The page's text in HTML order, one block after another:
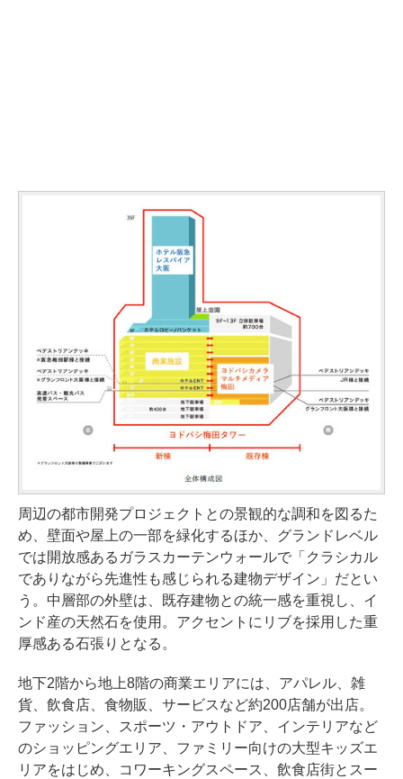
周辺の都市開発プロジェクトとの景観的な調和を図るた
め、壁面や屋上の一部を緑化するほか、グランドレベル
では開放感あるガラスカーテンウォールで「クラシカル
でありながら先進性も感じられる建物デザイン」だとい
う。中層部の外壁は、既存建物との統一感を重視し、イ
ンド産の天然石を使用。アクセントにリブを採用した重
厚感ある石張りとなる。
地下2階から地上8階の商業エリアには、アパレル、雑
貨、飲食店、食物販、サービスなど約200店舗が出店。
ファッション、スポーツ・アウトドア、インテリアなど
のショッピングエリア、ファミリー向けの大型キッズエ
リアをはじめ、コワーキングスペース、飲食店街とスー